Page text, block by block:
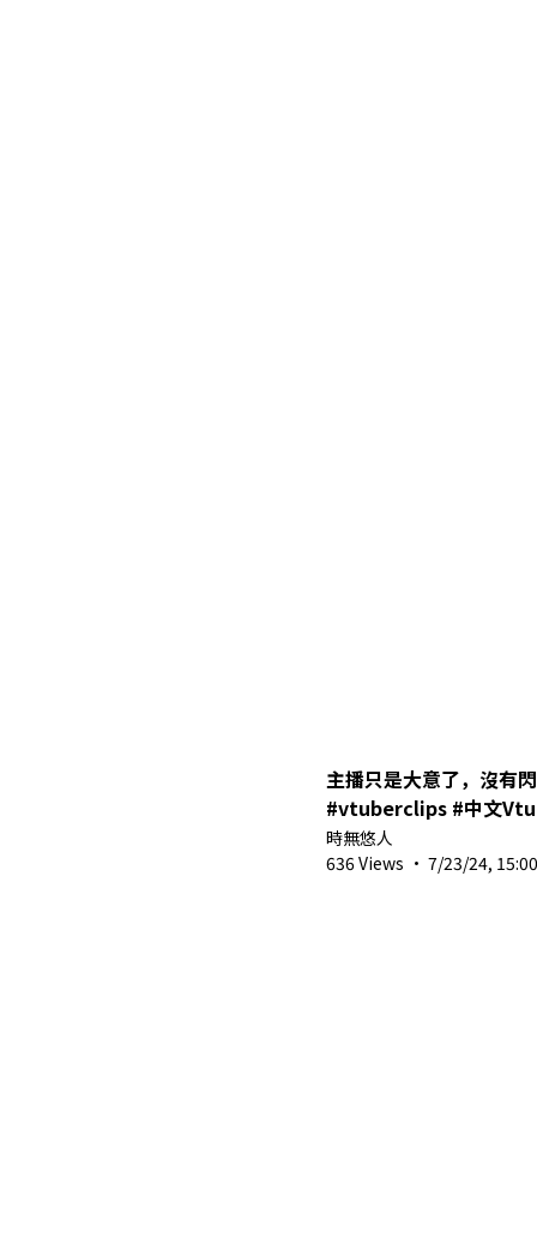
主播只是大意了，沒有
#vtuberclips #中文
#minecraft
時無悠人
636 Views · 7/23/24, 15:00